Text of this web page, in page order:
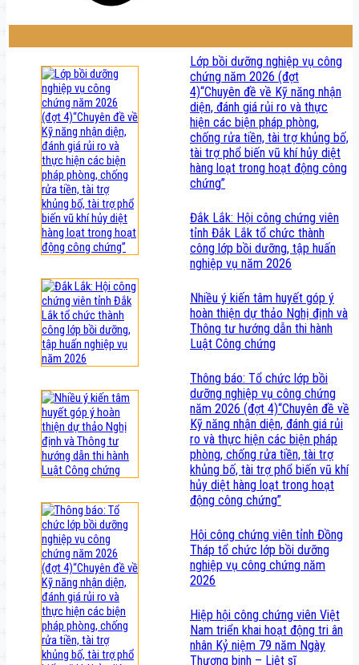
Lớp bồi dưỡng nghiệp vụ công
chứng năm 2026 (đợt
4)“Chuyên đề về Kỹ năng nhận
diện, đánh giá rủi ro và thực
hiện các biện pháp phòng,
chống rửa tiền, tài trợ khủng bố,
tài trợ phổ biến vũ khí hủy diệt
hàng loạt trong hoạt động công
chứng”
Đắk Lắk: Hội công chứng viên
tỉnh Đắk Lắk tổ chức thành
công lớp bồi dưỡng, tập huấn
nghiệp vụ năm 2026
Nhiều ý kiến tâm huyết góp ý
hoàn thiện dự thảo Nghị định và
Thông tư hướng dẫn thi hành
Luật Công chứng
Thông báo: Tổ chức lớp bồi
dưỡng nghiệp vụ công chứng
năm 2026 (đợt 4)“Chuyên đề về
Kỹ năng nhận diện, đánh giá rủi
ro và thực hiện các biện pháp
phòng, chống rửa tiền, tài trợ
khủng bố, tài trợ phổ biến vũ khí
hủy diệt hàng loạt trong hoạt
động công chứng”
Hội công chứng viên tỉnh Đồng
Tháp tổ chức lớp bồi dưỡng
nghiệp vụ công chứng năm
2026
Hiệp hội công chứng viên Việt
Nam triển khai hoạt động tri ân
nhân Kỷ niệm 79 năm Ngày
Thương binh – Liệt sĩ